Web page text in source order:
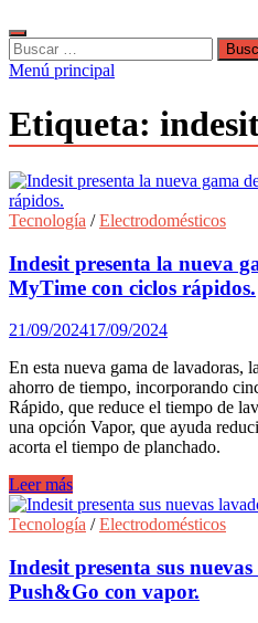
Buscar:
Menú principal
Etiqueta:
Tecnología /Electrodomésticos
Indesit presenta la nueva
MyTime con ciclos rápidos.
21/09/202417/09/2024
En esta nueva gama de lavadoras,
ahorro de tiempo, incorporando
Rápido, que reduce el tiempo de
una opción Vapor, que ayuda
acorta el tiempo de planchado.
Indesit
presenta
la
gama
de
lavadoras
Leer más
Tecnología /Electrodomésticos
Indesit presenta sus
Push&Go con vapor.